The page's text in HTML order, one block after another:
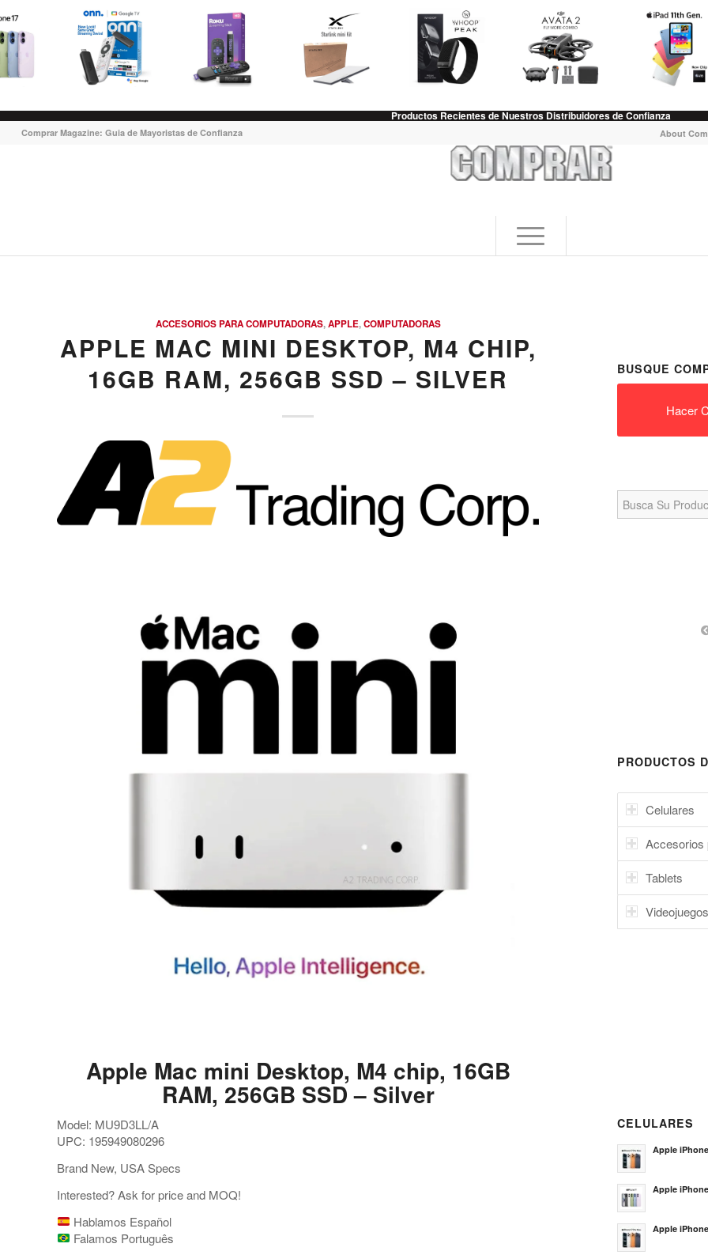
Productos Recientes de Nuestros Distribuidores de Confianza
About
Comprar Magazine: Guia de Mayoristas de Confianza
ACCESORIOS PARA COMPUTADORAS,APPLE,COMPUTADORAS
APPLE MAC MINI DESKTOP, M4 CHIP,
16GB RAM, 256GB SSD – SILVER
Apple Mac mini Desktop, M4 chip, 16GB
RAM, 256GB SSD – Silver
Model: MU9D3LL/A
UPC: 195949080296
Brand New, USA Specs
Interested? Ask for price and MOQ!
Hablamos Español
Falamos Português
BUSQUE
Hacer
Search
for:
PRODUCTOS
Celulares
Accesorios
Tablets
Videojuegos
CELULARES
Apple
Apple
Apple